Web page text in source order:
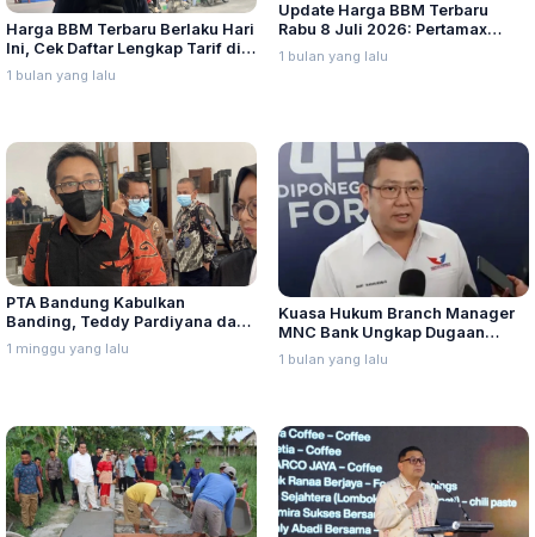
Harga BBM Terbaru Berlaku Hari
Ini, Cek Daftar Lengkap Tarif di
Seluruh Indonesia
1 bulan yang lalu
Update Harga BBM Terbaru
Rabu 8 Juli 2026: Pertamax
Turbo, Dexlite, dan Pertamina
Dex Turun
1 bulan yang lalu
PTA Bandung Kabulkan
Banding, Teddy Pardiyana dan
Bintang Ditetapkan Ahli Waris
Lina Jubaedah
1 minggu yang lalu
Kuasa Hukum Branch Manager
MNC Bank Ungkap Dugaan
Penganiayaan oleh Hary Tanoe
di MNC Towe
1 bulan yang lalu